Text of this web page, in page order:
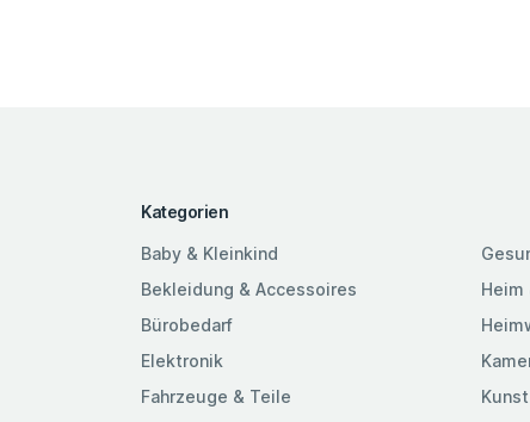
Kategorien
Baby & Kleinkind
Bekleidung & Accessoires
Bürobedarf
Elektronik
Fahrzeuge & Teile
Heim